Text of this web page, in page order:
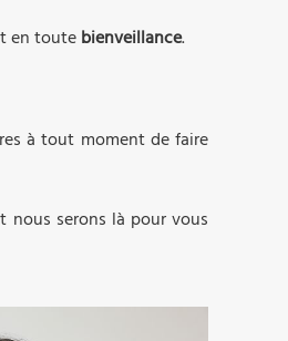
en toute bienveillance.
à tout moment de faire
nous serons là pour vous